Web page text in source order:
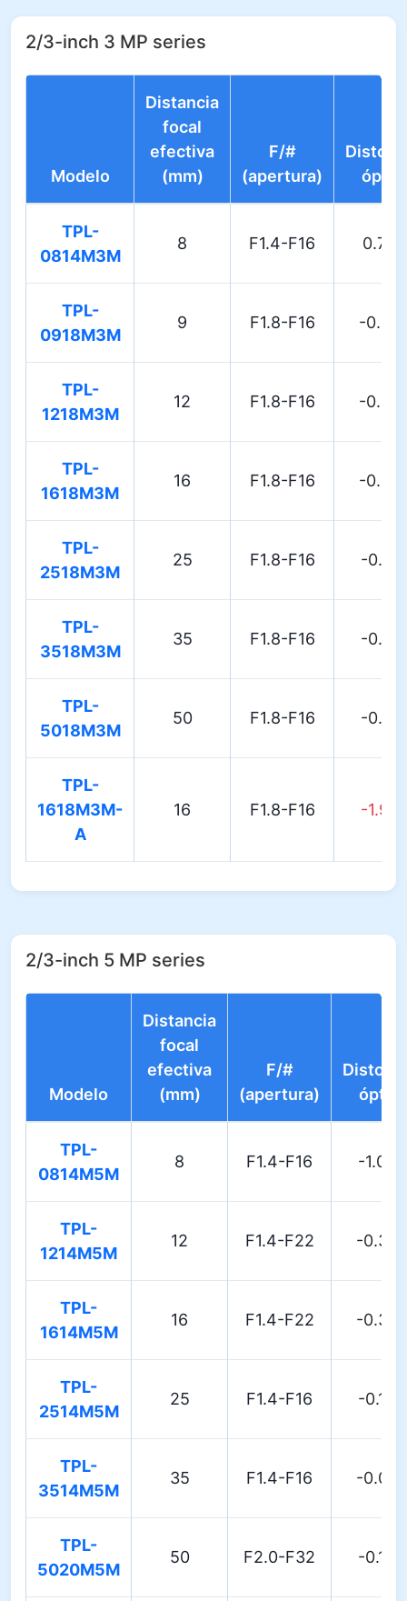
2/3-inch 3 MP series
Modelo
Distancia
focal
efectiva
(mm)
F/#
(apertura)
TPL-
0814M3M
8 F1.4-F16
TPL-
0918M3M
9 F1.8-F16 -
TPL-
1218M3M
12 F1.8-F16 -
TPL-
1618M3M
16 F1.8-F16 -
TPL-
2518M3M
25 F1.8-F16 -
TPL-
3518M3M
35 F1.8-F16 -
TPL-
5018M3M
50 F1.8-F16 -
TPL-
1618M3M-
A
16 F1.8-F16 -
2/3-inch 5 MP series
Modelo
Distancia
focal
efectiva
(mm)
F/#
(apertura)
óptica
TPL-
0814M5M
8 F1.4-F16 -
TPL-
1214M5M
12 F1.4-F22 -
TPL-
1614M5M
16 F1.4-F22 -
TPL-
2514M5M
25 F1.4-F16 -
TPL-
3514M5M
35 F1.4-F16 -
TPL-
5020M5M
50 F2.0-F32 -